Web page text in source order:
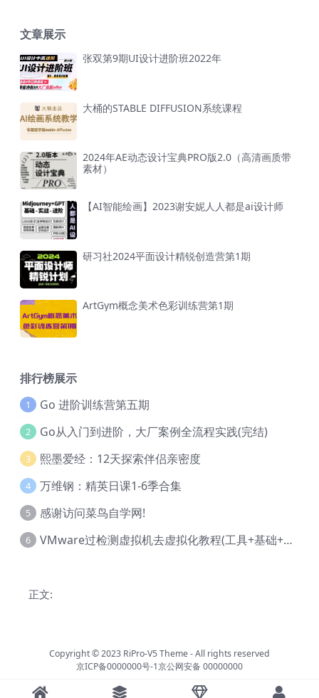
文章展示
张双第9期UI设计进阶班2022年
大桶的STABLE DIFFUSION系统课程
2024年AE动态设计宝典PRO版2.0（高清画质带
素材）
【AI智能绘画】2023谢安妮人人都是ai设计师
研习社2024平面设计精锐创造营第1期
ArtGym概念美术色彩训练营第1期
排行榜展示
1 Go 进阶训练营第五期
2 Go从入门到进阶，大厂案例全流程实践(完结)
3 熙墨爱经：12天探索伴侣亲密度
4 万维钢：精英日课1-6季合集
5 感谢访问菜鸟自学网!
6 VMware过检测虚拟机去虚拟化教程(工具+基础+进阶)
正文:
Copyright © 2023 RiPro-V5 Theme- All rights reserved
京ICP备0000000号-1京公网安备 00000000